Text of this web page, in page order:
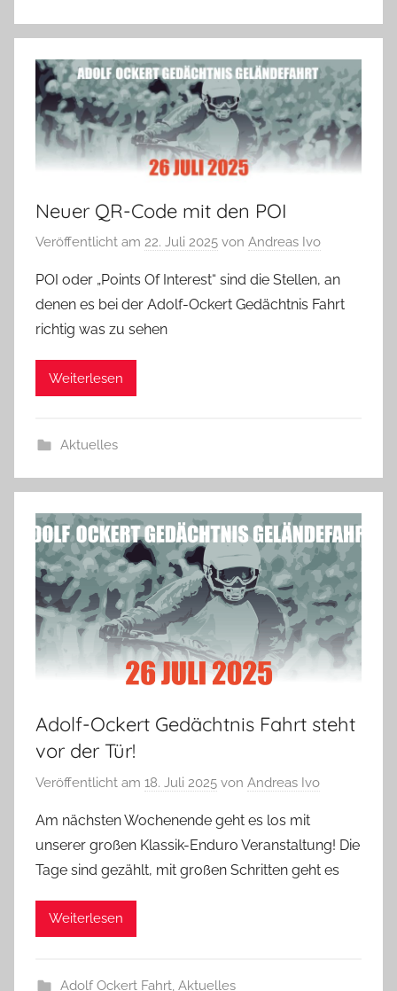
Neuer QR-Code mit den POI
Veröffentlicht am 22. Juli 2025 von Andreas Ivo
POI oder „Points Of Interest“ sind die Stellen, an
denen es bei der Adolf-Ockert Gedächtnis Fahrt
richtig was zu sehen
Weiterlesen
Aktuelles
Adolf-Ockert Gedächtnis Fahrt steht
vor der Tür!
Veröffentlicht am 18. Juli 2025 von Andreas Ivo
Am nächsten Wochenende geht es los mit
unserer großen Klassik-Enduro Veranstaltung! Die
Tage sind gezählt, mit großen Schritten geht es
Weiterlesen
Adolf Ockert Fahrt, Aktuelles